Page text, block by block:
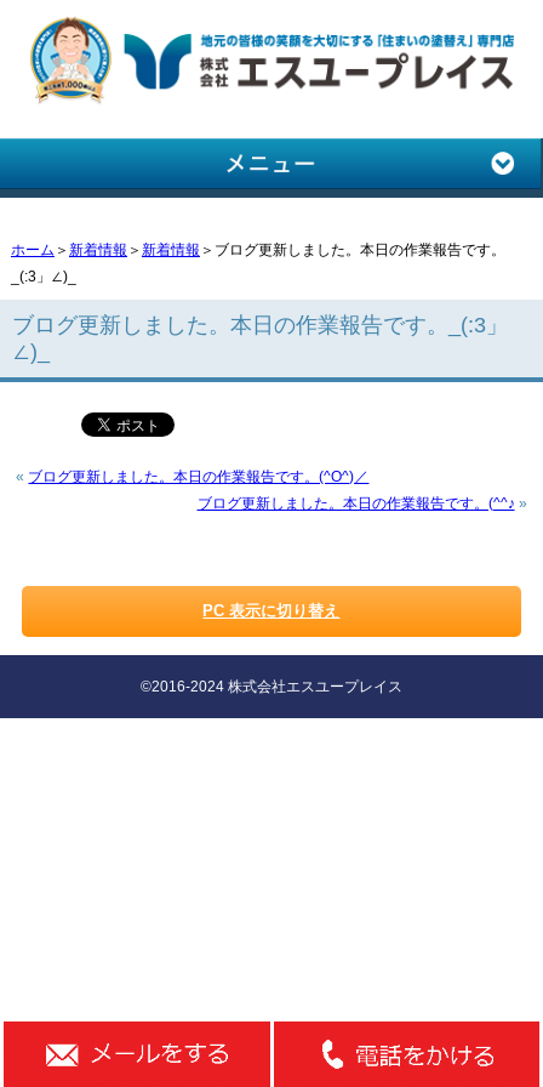
ホーム ＞ 新着情報 ＞ 新着情報 ＞ブログ更新しました。本日の作業報告です。
_(:3」∠)_
ブログ更新しました。本日の作業報告です。_(:3」
∠)_
« ブログ更新しました。本日の作業報告です。(^O^)／
ブログ更新しました。本日の作業報告です。(^^♪ »
PC 表示に切り替え
©2016-2024 株式会社エスユープレイス